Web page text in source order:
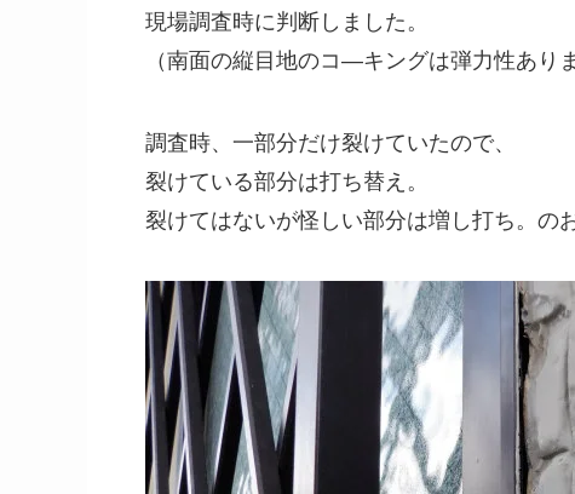
現場調査時に判断しました。
（南面の縦目地のコ―キングは弾力性あり
調査時、一部分だけ裂けていたので、
裂けている部分は打ち替え。
裂けてはないが怪しい部分は増し打ち。の